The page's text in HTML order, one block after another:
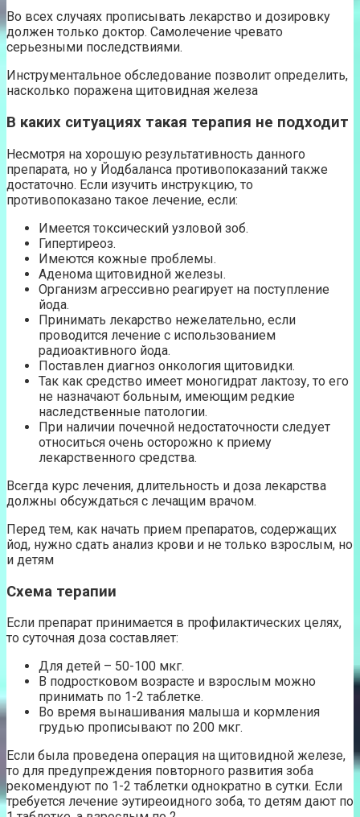
Во всех случаях прописывать лекарство и дозировку
должен только доктор. Самолечение чревато
серьезными последствиями.
Инструментальное обследование позволит определить,
насколько поражена щитовидная железа
В каких ситуациях такая терапия не подходит
Несмотря на хорошую результативность данного
препарата, но у Йодбаланса противопоказаний также
достаточно. Если изучить инструкцию, то
противопоказано такое лечение, если:
Имеется токсический узловой зоб.
Гипертиреоз.
Имеются кожные проблемы.
Аденома щитовидной железы.
Организм агрессивно реагирует на поступление
йода.
Принимать лекарство нежелательно, если
проводится лечение с использованием
радиоактивного йода.
Поставлен диагноз онкология щитовидки.
Так как средство имеет моногидрат лактозу, то его
не назначают больным, имеющим редкие
наследственные патологии.
При наличии почечной недостаточности следует
относиться очень осторожно к приему
лекарственного средства.
Всегда курс лечения, длительность и доза лекарства
должны обсуждаться с лечащим врачом.
Перед тем, как начать прием препаратов, содержащих
йод, нужно сдать анализ крови и не только взрослым, но
и детям
Схема терапии
Если препарат принимается в профилактических целях,
то суточная доза составляет:
Для детей – 50-100 мкг.
В подростковом возрасте и взрослым можно
принимать по 1-2 таблетке.
Во время вынашивания малыша и кормления
грудью прописывают по 200 мкг.
Если была проведена операция на щитовидной железе,
то для предупреждения повторного развития зоба
рекомендуют по 1-2 таблетки однократно в сутки. Если
требуется лечение эутиреоидного зоба, то детям дают по